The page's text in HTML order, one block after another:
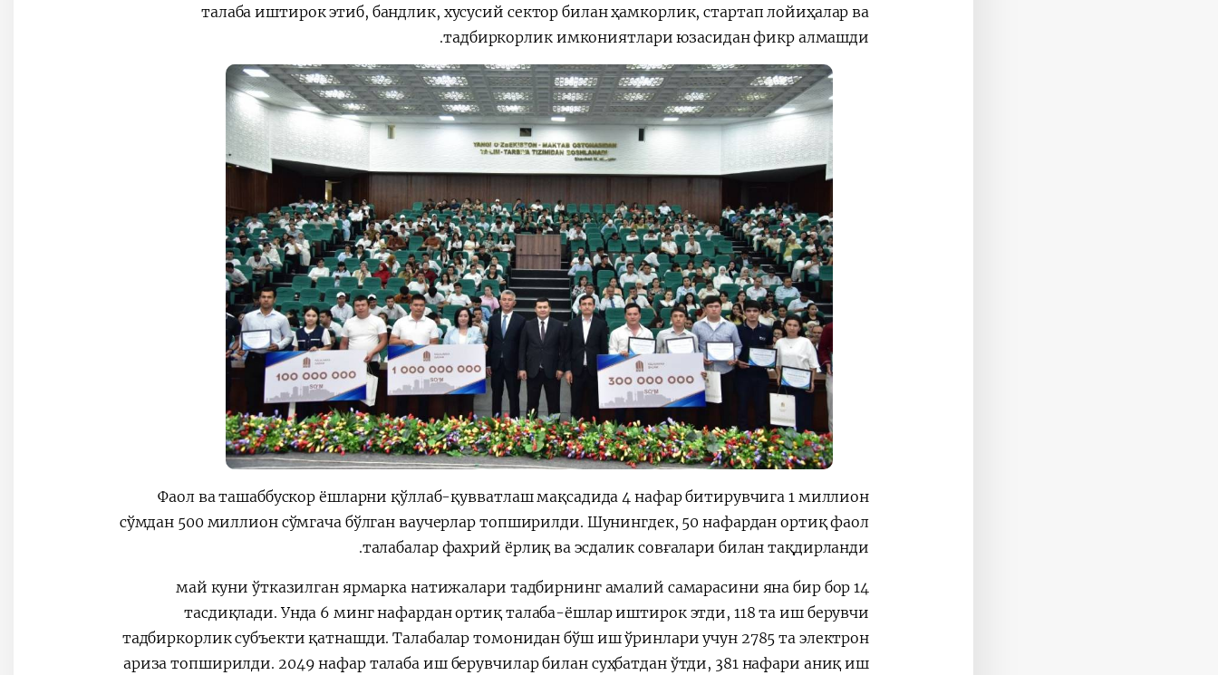
талаба иштирок этиб, бандлик, хусусий сектор билан ҳамкорлик, стартап лойиҳалар ва
тадбиркорлик имкониятлари юзасидан фикр алмашди.
Фаол ва ташаббускор ёшларни қўллаб-қувватлаш мақсадида 4 нафар битирувчига 1 миллион
сўмдан 500 миллион сўмгача бўлган ваучерлар топширилди. Шунингдек, 50 нафардан ортиқ фаол
талабалар фахрий ёрлиқ ва эсдалик совғалари билан тақдирланди.
14 май куни ўтказилган ярмарка натижалари тадбирнинг амалий самарасини яна бир бор
тасдиқлади. Унда 6 минг нафардан ортиқ талаба-ёшлар иштирок этди, 118 та иш берувчи
тадбиркорлик субъекти қатнашди. Талабалар томонидан бўш иш ўринлари учун 2785 та электрон
ариза топширилди. 2049 нафар талаба иш берувчилар билан суҳбатдан ўтди, 381 нафари аниқ иш